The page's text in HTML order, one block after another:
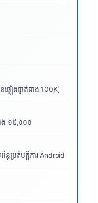
ទៀងផ្ទាត់ជាង 100K)
ង ១៥,០០០
ន្ធប្រតិបត្តិការ Android